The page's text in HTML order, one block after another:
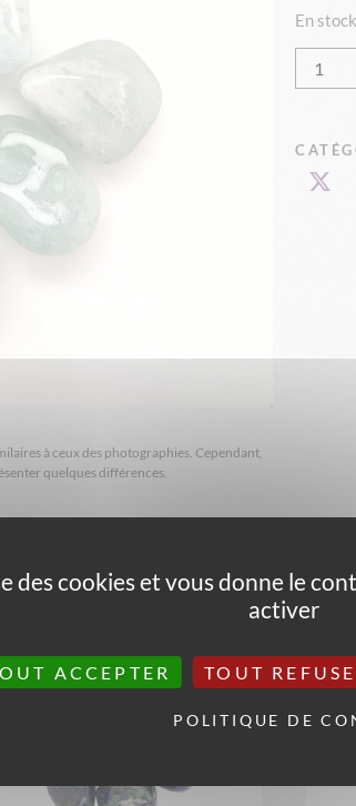
à ceux des photographies. Cependant,
quelques différences.
En stock
des cookies et vous donne le
activer
ACCEPTER TOUT
POLITIQUE DE